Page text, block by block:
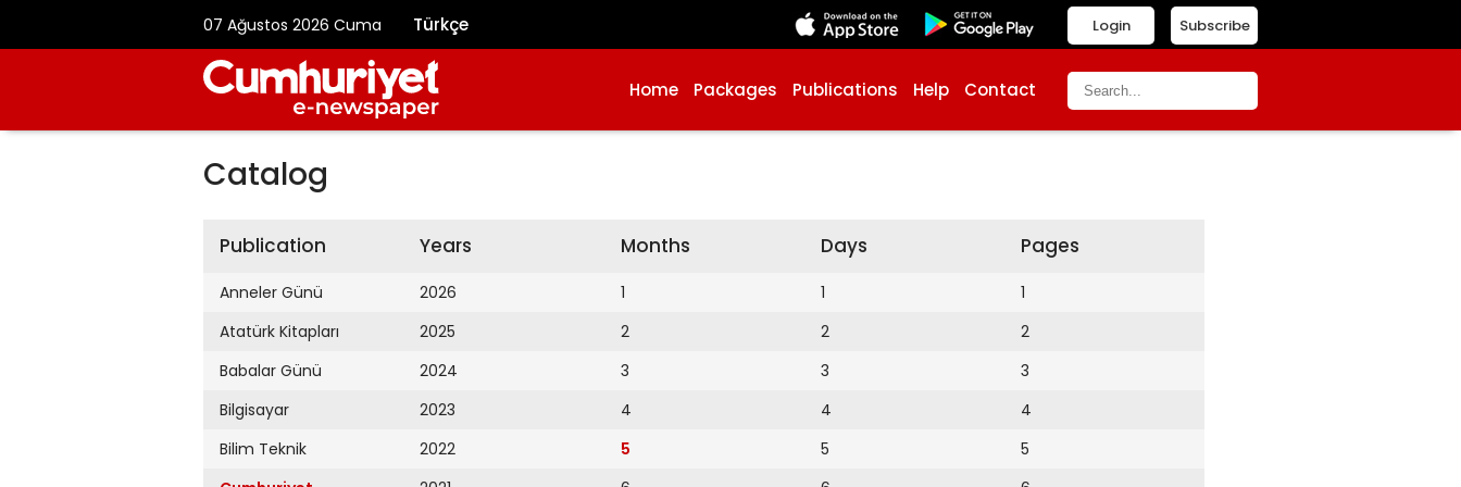
07 Ağustos 2026 Cuma Türkçe Subscribe
Login
Home Packages Publications Help Contact
Catalog
Publication
Anneler Günü
Atatürk Kitapları
Babalar Günü
Bilgisayar
Bilim Teknik
Years
2026
2025
2024
2023
2022
Months
1
2
3
4
5
Days
1
2
3
4
5
Pages
1
2
3
4
5